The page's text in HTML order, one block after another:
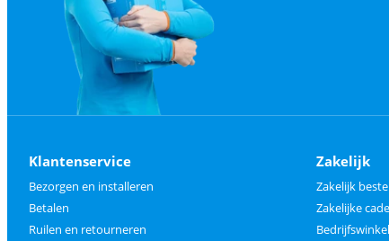
Klantenservice
Bezorgen en installeren
Betalen
Ruilen en retourneren
Zakelijk
Zakelijk
Zakelijke